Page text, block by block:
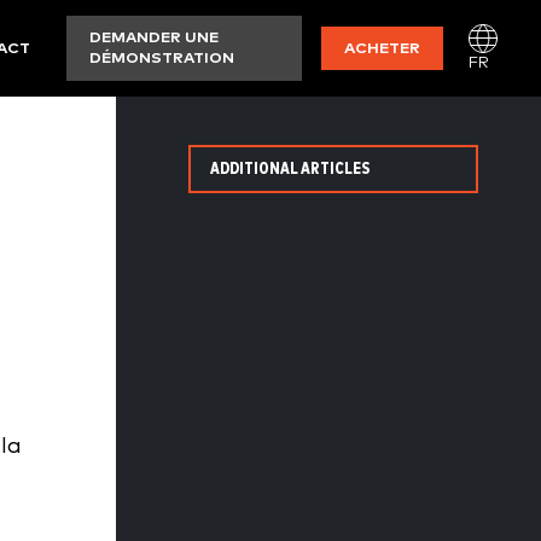
DEMANDER UNE
DÉMONSTRATION
ACHETER
FR
ADDITIONAL ARTICLES